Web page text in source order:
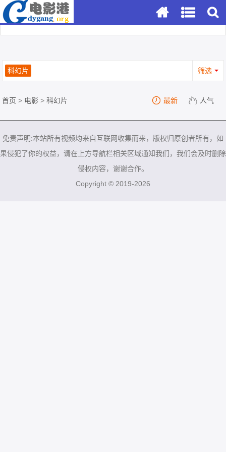
科幻片 筛选
首页 > 电影 >科幻片 最新 人气
免责声明:本站所有视频均来自互联网收集而来，版权归原创者所有，如
果侵犯了你的权益，请在上方导航栏相关区域通知我们，我们会及时删除
侵权内容，谢谢合作。
Copyright © 2019-2026